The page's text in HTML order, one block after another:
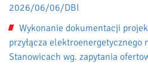
2026/06/06/DBI
Wykonanie dokumentacji
przyłącza
Stanowicach wg. zapytania